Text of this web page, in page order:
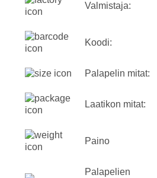
Valmistaja:
Koodi:
Palapelin mitat:
Laatikon mitat:
Paino
Palapelien